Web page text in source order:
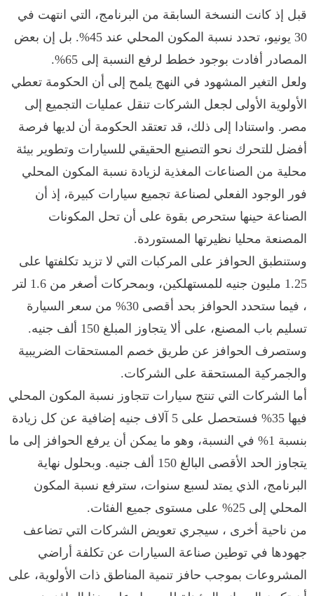
قبل إذ كانت النسخة السابقة من البرنامج، التي انتهت في
30 يونيو، تحدد نسبة المكون المحلي عند 45%. بل إن بعض
المصادر أفادت بوجود خطط لرفع النسبة إلى 65%.
ولعل التغير المشهود في النهج يلمح إلى أن الحكومة تعطي
الأولوية الأولى لجعل الشركات تنقل عمليات التجميع إلى
مصر. واستنادا إلى ذلك، قد تعتقد الحكومة أن لديها فرصة
أفضل للتحرك نحو التصنيع الحقيقي للسيارات وتطوير بيئة
محلية من الصناعات المغذية لزيادة نسبة المكون المحلي
فور الوجود الفعلي لصناعة تجميع سيارات كبيرة، إذ أن
الصناعة حينها ستحرص بقوة على أن تحل المكونات
المصنعة محليا نظيرتها المستوردة.
وستنطبق الحوافز على المركبات التي لا تزيد تكلفتها على
1.25 مليون جنيه للمستهلكين، وبمحركات أصغر من 1.6 لتر
، فيما ستحدد الحوافز بحد أقصى 30% من سعر السيارة
تسليم باب المصنع، على ألا يتجاوز المبلغ 150 ألف جنيه.
وستصرف الحوافز عن طريق خصم المستحقات الضريبية
والجمركية المستحقة على الشركات.
أما الشركات التي تنتج سيارات تتجاوز نسبة المكون المحلي
فيها 35% فستحصل على 5 آلاف جنيه إضافية عن كل زيادة
بنسبة 1% في النسبة، وهو ما يمكن أن يرفع الحوافز إلى ما
يتجاوز الحد الأقصى البالغ 150 ألف جنيه. وبحلول نهاية
البرنامج، الذي يمتد لسبع سنوات، سترفع نسبة المكون
المحلي إلى 25% على مستوى جميع الفئات.
من ناحية أخرى ، سيجري تعويض الشركات التي تضاعف
جهودها في توطين صناعة السيارات عن تكلفة أراضي
المشروعات بموجب حافز تنمية المناطق ذات الأولوية، على